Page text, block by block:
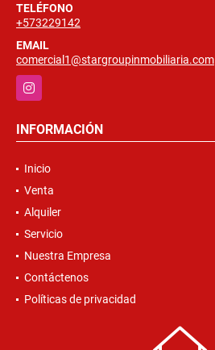
TELÉFONO
+573229142
EMAIL
comercial1@stargroupinmobiliaria.com
Instagram
INFORMACIÓN
Inicio
Venta
Alquiler
Servicio
Nuestra Empresa
Contáctenos
Políticas de privacidad